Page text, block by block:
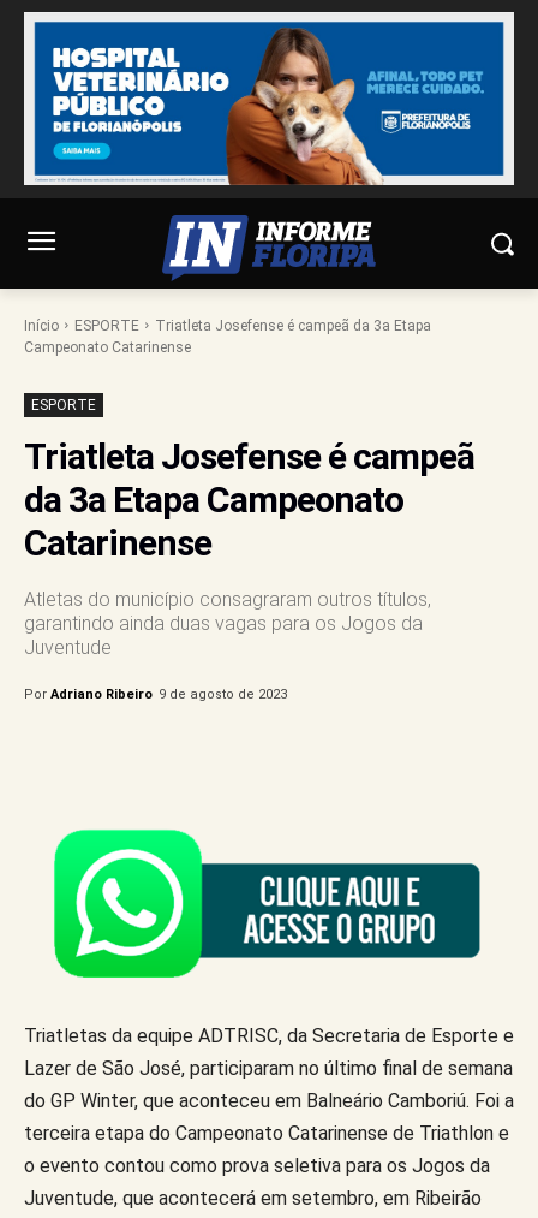
Início ESPORTE
Triatleta Josefense é campeã da 3a Etapa
Campeonato Catarinense
ESPORTE
Triatleta Josefense é campeã
da 3a Etapa Campeonato
Catarinense
Atletas do município consagraram outros títulos,
garantindo ainda duas vagas para os Jogos da
Juventude
Por Adriano Ribeiro 9 de agosto de 2023
Triatletas da equipe ADTRISC, da Secretaria de Esporte e
Lazer de São José, participaram no último final de semana
do GP Winter, que aconteceu em Balneário Camboriú. Foi a
terceira etapa do Campeonato Catarinense de Triathlon e
o evento contou como prova seletiva para os Jogos da
Juventude, que acontecerá em setembro, em Ribeirão